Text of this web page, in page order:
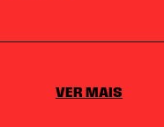
VER MAIS